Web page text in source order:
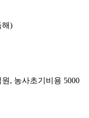
해)
, 농사초기비용 5000